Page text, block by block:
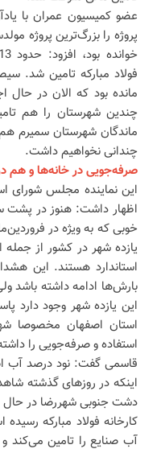
عضو کمیسیون عمران با
فولاد مبارکه تامین شد.
مانده بود که الان در حال
چندین شهرستان را هم
ماندگان شهرستان سمیرم
چندانی نخواهیم داشت.
صرفه‌جویی در خانه‌ها و هم
این نماینده مجلس شورای
اظهار داشت: هنوز در پشت
خوبی که به ویژه در
یازده شهر در کشور از جمله
استاندارد هستند. این
بارش‌ها ادامه داشته
این یازده شهر وجود دارد
استان اصفهان مخصوصا
استفاده و صرفه‌جویی را
قاسمی گفت: نود درصد آب
اینکه در روزهای گذشته
دشت جنوبی شهررضا در حال
آب صنایع را تامین می‌کند و